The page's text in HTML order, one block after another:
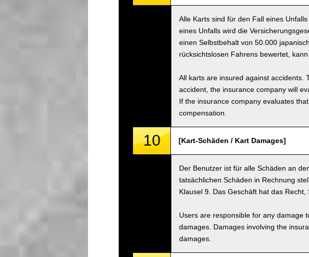
Alle Karts sind für den Fall eines
eines Unfalls wird die
einen Selbstbehalt von 50.000
rücksichtslosen Fahrens bewertet,
All karts are insured against accidents.
accident, the insurance company will
If the insurance company evaluates
compensation.
10 [Kart-Schäden / Kart Damages]
Der Benutzer ist für alle Schäden an
tatsächlichen Schäden in Rechnung
Klausel 9. Das Geschäft hat das Recht,
Users are responsible for any damage
damages. Damages involving the
damages.